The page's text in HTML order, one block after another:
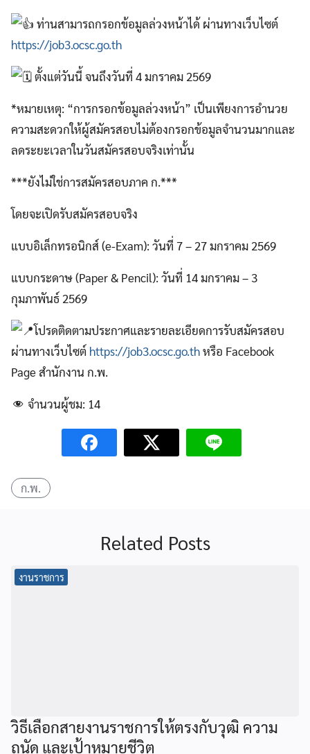
ท่านสามารถกรอกข้อมูลล่วงหน้าได้ ผ่านทางเว็บไซต์
https://job3.ocsc.go.th
ตั้งแต่วันนี้ จนถึงวันที่ 4 มกราคม 2569
*หมายเหตุ: “การกรอกข้อมูลล่วงหน้า” เป็นเพียงการอำนวย
ความสะดวกให้ผู้สมัครสอบไม่ต้องกรอกข้อมูลจำนวนมากและ
ลดระยะเวลาในวันสมัครสอบจริงเท่านั้น
***ยังไม่ใช่การสมัครสอบภาค ก.***
โดยจะเปิดรับสมัครสอบจริง
แบบอิเล็กทรอนิกส์ (e-Exam): วันที่ 7 – 27 มกราคม 2569
แบบกระดาษ (Paper & Pencil): วันที่ 14 มกราคม – 3
กุมภาพันธ์ 2569
โปรดติดตามประกาศและรายละเอียดการรับสมัครสอบ
ผ่านทางเว็บไซต์ https://job3.ocsc.go.thหรือ Facebook
Page สำนักงาน ก.พ.
จำนวนผู้ชม: 14
ก.พ.
Related Posts
งานราชการ
วิธีเลือกสายงานราชการให้ตรงกับวุฒิ ความ
ถนัด และเป้าหมายชีวิต